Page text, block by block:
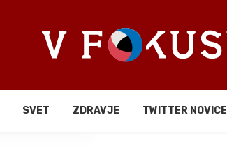
SVET ZDRAVJE TWITTER NOVICE